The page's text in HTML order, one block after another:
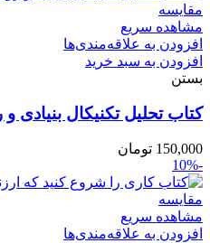
مقایسه
مشاهده سریع
افزودن به علاقه‌مندی‌ها
افزودن به سبد خرید
بستن
کتاب تحلیل تکنیکال بنیادی
150,000 تومان
-10%
مقایسه
مشاهده سریع
افزودن به علاقه‌مندی‌ها